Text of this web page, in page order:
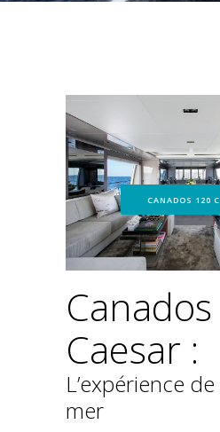
CANADOS 120
Caesar :
L’expérience de
mer